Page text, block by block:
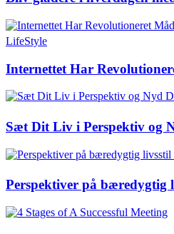
LifeStyle
Internettet Har
Sæt Dit Liv i Perspektiv og
Perspektiver på bæredygtig